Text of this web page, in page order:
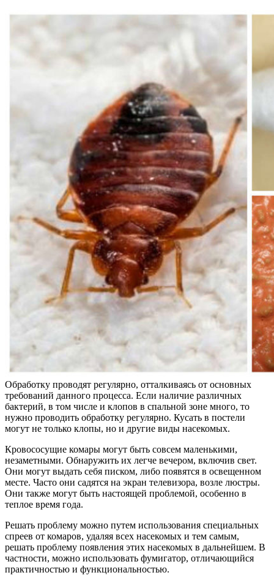
Обработку проводят регулярно, отталкиваясь от основных
требований данного процесса. Если наличие различных
бактерий, в том числе и клопов в спальной зоне много, то
нужно проводить обработку регулярно. Кусать в постели
могут не только клопы, но и другие виды насекомых.
Кровососущие комары могут быть совсем маленькими,
незаметными. Обнаружить их легче вечером, включив свет.
Они могут выдать себя писком, либо появятся в освещенном
месте. Часто они садятся на экран телевизора, возле люстры.
Они также могут быть настоящей проблемой, особенно в
теплое время года.
Решать проблему можно путем использования специальных
спреев от комаров, удаляя всех насекомых и тем самым,
решать проблему появления этих насекомых в дальнейшем. В
частности, можно использовать фумигатор, отличающийся
практичностью и функциональностью.